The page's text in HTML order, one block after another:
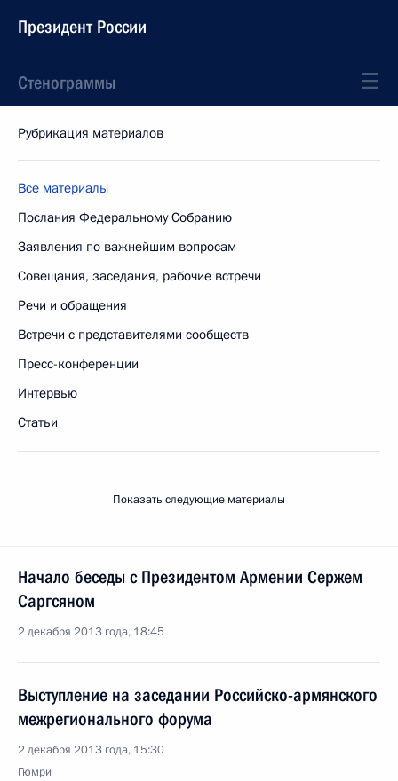
Президент России
Стенограммы
Рубрикация материалов
Все материалы
Послания Федеральному Собранию
Заявления по важнейшим вопросам
Совещания, заседания, рабочие встречи
Речи и обращения
Встречи с представителями сообществ
Пресс-конференции
Интервью
Статьи
Показать следующие материалы
Начало беседы с Президентом Армении Сержем
Саргсяном
2 декабря 2013 года, 18:45
Выступление на заседании Российско-армянского
межрегионального форума
2 декабря 2013 года, 15:30
Гюмри